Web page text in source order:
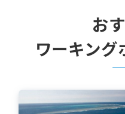
お
ワーキング